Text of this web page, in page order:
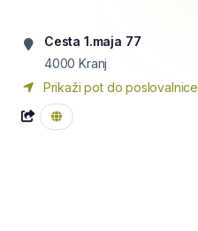
Cesta 1.maja 77
4000 Kranj
Prikaži pot do poslovalnice